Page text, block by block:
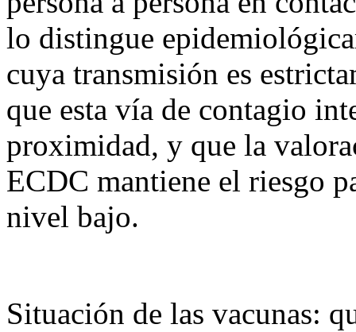
lo distingue
cuya transmisión es
que esta vía de contagio
proximidad, y que la
ECDC mantiene el riesgo
nivel bajo.
Situación de las vacunas: